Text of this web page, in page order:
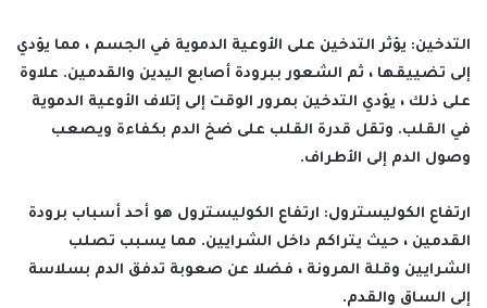
التدخين: يؤثر التدخين على الأوعية الدموية في الجسم ، مما يؤدي
إلى تضييقها ، ثم الشعور ببرودة أصابع اليدين والقدمين. علاوة
على ذلك ، يؤدي التدخين بمرور الوقت إلى إتلاف الأوعية الدموية
في القلب. وتقل قدرة القلب على ضخ الدم بكفاءة ويصعب
وصول الدم إلى الأطراف.
ارتفاع الكوليسترول: ارتفاع الكوليسترول هو أحد أسباب برودة
القدمين ، حيث يتراكم داخل الشرايين. مما يسبب تصلب
الشرايين وقلة المرونة ، فضلا عن صعوبة تدفق الدم بسلاسة
إلى الساق والقدم.